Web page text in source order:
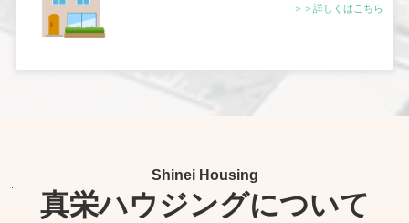
＞＞詳しくはこちら
Shinei Housing
真栄ハウジングについて